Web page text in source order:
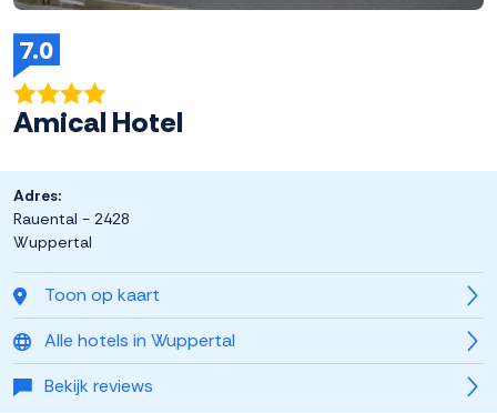
7.0
Amical Hotel
Toon op kaart
Alle hotels in Wuppertal
Bekijk reviews
Adres:
Rauental - 2428
Wuppertal